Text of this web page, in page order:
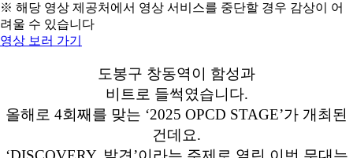
※ 해당 영상 제공처에서 영상 서비스를 중단할 경우 감상이 어
려울 수 있습니다
영상 보러 가기
도봉구 창동역이 함성과
비트로 들썩였습니다.
올해로 4회째를 맞는 ‘2025 OPCD STAGE’가 개최된
건데요.